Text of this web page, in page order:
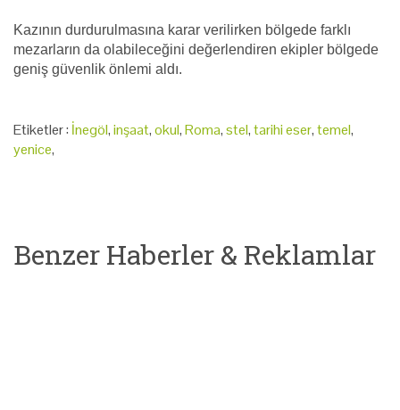
Kazının durdurulmasına karar verilirken bölgede farklı
mezarların da olabileceğini değerlendiren ekipler bölgede
geniş güvenlik önlemi aldı.
Etiketler : İnegöl,inşaat,okul,Roma,stel,tarihi eser,temel,
yenice,
Benzer Haberler & Reklamlar